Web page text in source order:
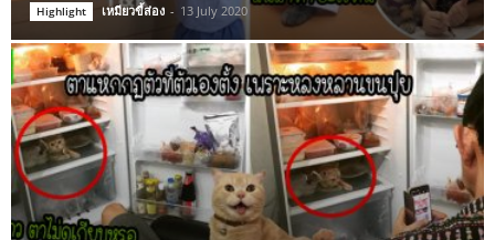
Highlight เหมียวขี้ส่อง - 13 July 2020